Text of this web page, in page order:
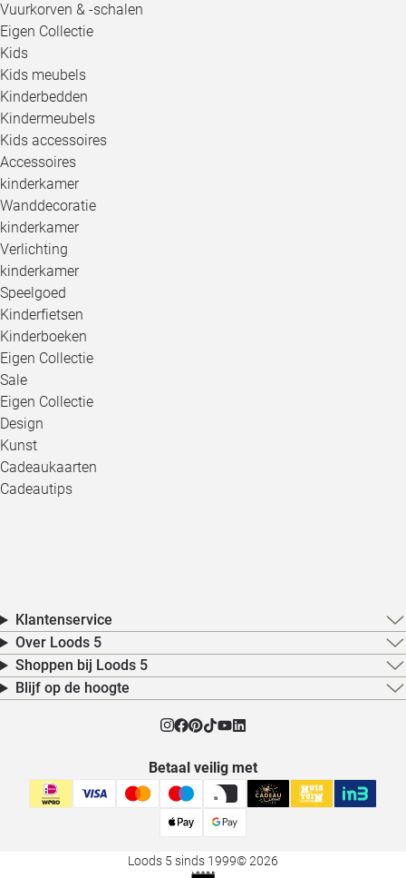
Vuurkorven & -schalen
Eigen Collectie
Kids
Kids meubels
Kinderbedden
Kindermeubels
Kids accessoires
Accessoires
kinderkamer
Wanddecoratie
kinderkamer
Verlichting
kinderkamer
Speelgoed
Kinderfietsen
Kinderboeken
Eigen Collectie
Sale
Eigen Collectie
Design
Kunst
Cadeaukaarten
Cadeautips
Klantenservice
Over Loods 5
Shoppen bij Loods 5
Blijf op de hoogte
Betaal veilig met
Loods 5 sinds 1999© 2026